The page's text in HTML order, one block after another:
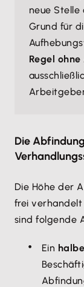
neue
Grund für
Regel
Die
Die Höhe der
frei verhandelt
sind folgende
Ein